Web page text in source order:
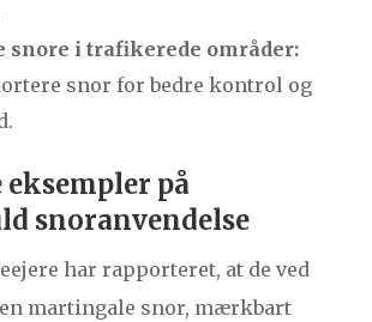
snore i trafikerede områder:
snor for bedre kontrol og
på
snoranvendelse
har rapporteret, at de ved
martingale snor, mærkbart